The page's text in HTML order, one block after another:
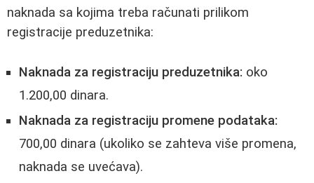
naknada sa kojima treba računati prilikom
registracije preduzetnika:
Naknada za registraciju preduzetnika: oko
1.200,00 dinara.
Naknada za registraciju promene podataka:
700,00 dinara (ukoliko se zahteva više promena,
naknada se uvećava).